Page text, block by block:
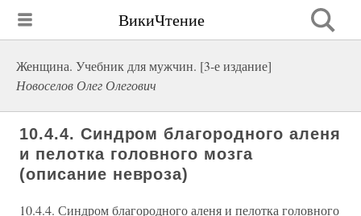
ВикиЧтение
Женщина. Учебник для мужчин. [3-е издание]
Новоселов Олег Олегович
10.4.4. Синдром благородного аленя
и пелотка головного мозга
(описание невроза)
10.4.4. Синдром благородного аленя и пелотка головного